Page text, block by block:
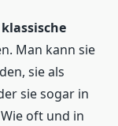
klassische
Man kann sie
sie als
sie sogar in
oft und in